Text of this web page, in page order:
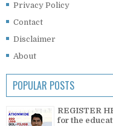
Privacy Policy
Contact
Disclaimer
About
POPULAR POSTS
REGISTER
for the